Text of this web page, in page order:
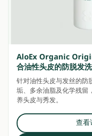
AloEx Organic
合油性头皮的防脱发
针对油性头皮与发丝的防
垢、多余油脂及化学残留
养头皮与秀发。
查看